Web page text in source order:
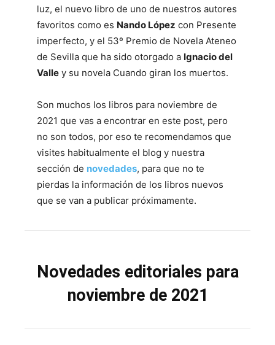
luz, el nuevo libro de uno de nuestros autores
favoritos como es Nando López con Presente
imperfecto, y el 53º Premio de Novela Ateneo
de Sevilla que ha sido otorgado a Ignacio del
Valle y su novela Cuando giran los muertos.
Son muchos los libros para noviembre de
2021 que vas a encontrar en este post, pero
no son todos, por eso te recomendamos que
visites habitualmente el blog y nuestra
sección de novedades, para que no te
pierdas la información de los libros nuevos
que se van a publicar próximamente.
Novedades editoriales para
noviembre de 2021